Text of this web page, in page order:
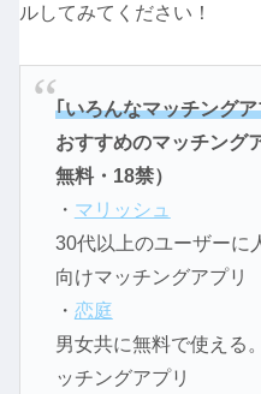
ルしてみてください！
｢いろんなマッチング
おすすめのマッチング
無料・18禁）
・ マリッシュ
30代以上のユーザーに
向けマッチングアプリ
・ 恋庭
男女共に無料で使える
ッチングアプリ